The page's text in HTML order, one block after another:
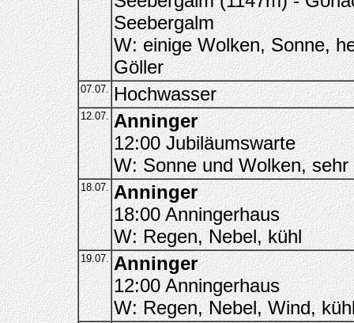
Seebergalm
W: einige Wolken, Sonne,
Göller
07.07. Hochwasser
12.07. Anninger
12:00 Jubiläumswarte
W: Sonne und Wolken,
18.07. Anninger
18:00 Anningerhaus
W: Regen, Nebel, kühl
19.07. Anninger
12:00 Anningerhaus
W: Regen, Nebel, Wind,